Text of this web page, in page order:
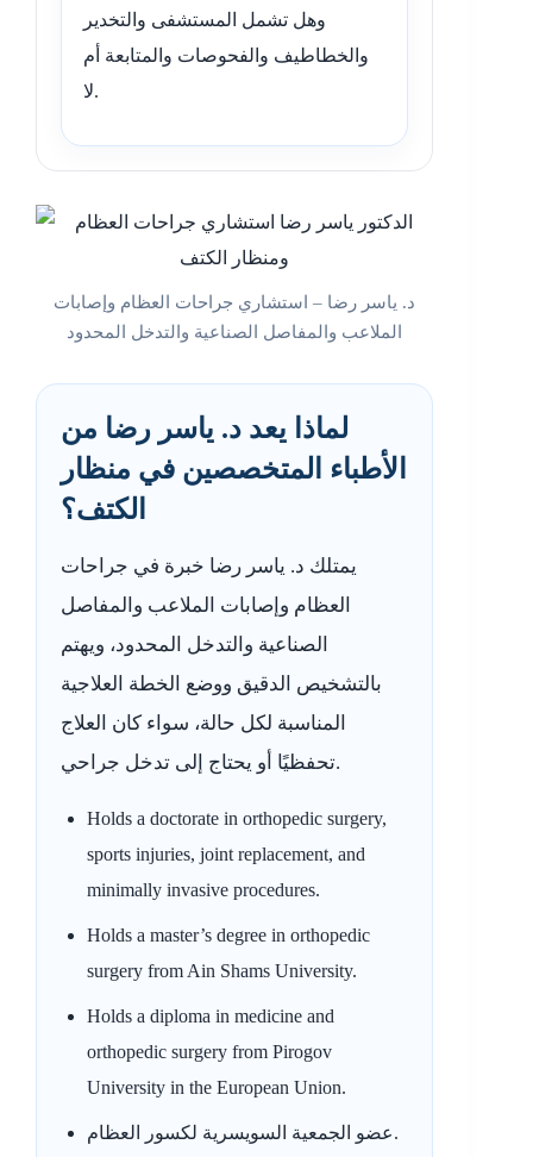
وهل تشمل المستشفى والتخدير
والخطاطيف والفحوصات والمتابعة أم
لا.
د. ياسر رضا – استشاري جراحات العظام وإصابات
الملاعب والمفاصل الصناعية والتدخل المحدود
لماذا يعد د. ياسر رضا من
الأطباء المتخصصين في منظار
الكتف؟
يمتلك د. ياسر رضا خبرة في جراحات
العظام وإصابات الملاعب والمفاصل
الصناعية والتدخل المحدود، ويهتم
بالتشخيص الدقيق ووضع الخطة العلاجية
المناسبة لكل حالة، سواء كان العلاج
تحفظيًا أو يحتاج إلى تدخل جراحي.
Holds a doctorate in orthopedic surgery,
sports injuries, joint replacement, and
minimally invasive procedures.
Holds a master’s degree in orthopedic
surgery from Ain Shams University.
Holds a diploma in medicine and
orthopedic surgery from Pirogov
University in the European Union.
عضو الجمعية السويسرية لكسور العظام.